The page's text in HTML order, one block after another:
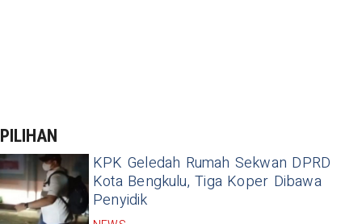
PILIHAN
KPK Geledah Rumah Sekwan DPRD
Kota Bengkulu, Tiga Koper Dibawa
Penyidik